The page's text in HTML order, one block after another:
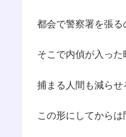
都会で警察署を張る
そこで内偵が入った
捕まる人間も減らせ
この形にしてからは